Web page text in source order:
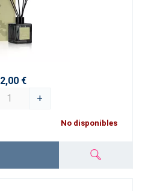
€
+
No disponibles